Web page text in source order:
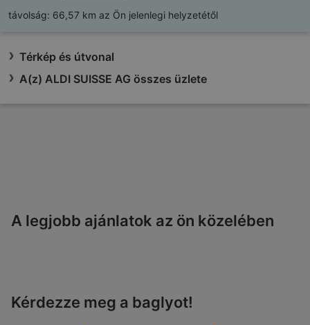
távolság: 66,57 km az Ön jelenlegi helyzetétől
Térkép és útvonal
A(z) ALDI SUISSE AG összes üzlete
A legjobb ajánlatok az ön közelében
Kérdezze meg a baglyot!